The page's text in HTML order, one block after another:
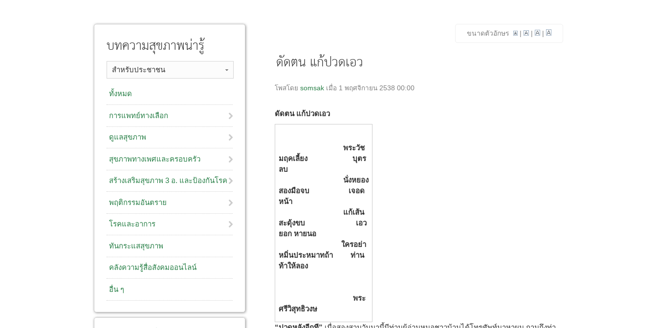
ขนาดตัวอักษร | | |
ดัดตน แก้ปวดเอว
โพสโดย somsak เมื่อ 1 พฤศจิกายน 2538 00:00
ดัดตน แก้ปวดเอว
พระวัช
มฤคเลี้ยง บุตร
ลบ
นั่งหยอง
สองมือจบ เจอด
หน้า
แก้เส้น
สะดุ้งขบ เอว
ยอก หายนอ
ใครอย่า
หมิ่นประหมาทถ้า ท่าน
ท้าให้ลอง
พระ
ศรีวิสุทธิวงษ
บทความสุขภาพน่ารู้
สำหรับประชาชน
ทั้งหมด
การแพทย์ทางเลือก
ดูแลสุขภาพ
สุขภาพทางเพศและครอบครัว
สร้างเสริมสุขภาพ 3 อ. ​และป้องกันโรค
พฤติกรรมอันตราย
โรคและอาการ
ทันกระแสสุขภาพ
คลังความรู้สื่อสังคมออนไลน์
อื่น ๆ